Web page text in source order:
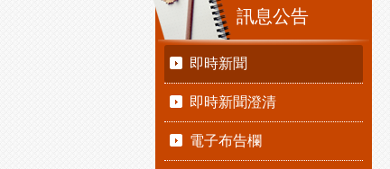
訊息公告
即時新聞
即時新聞澄清
電子布告欄